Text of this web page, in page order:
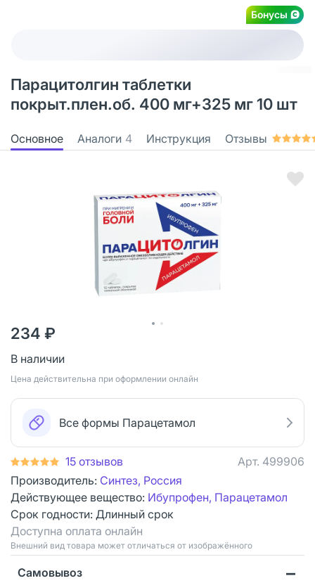
Бонусы
Парацитолгин таблетки
покрыт.плен.об. 400 мг+325 мг 10 шт
Основное Аналоги 4 Инструкция Отзывы
234 ₽
В наличии
Цена действительна при оформлении онлайн
Все формы Парацетамол
15 отзывов Арт. 499906
Производитель: Синтез, Россия
Действующее вещество: Ибупрофен, Парацетамол
Срок годности: Длинный срок
Доступна оплата онлайн
Bнешний вид товара может отличаться от изображённого
Самовывоз